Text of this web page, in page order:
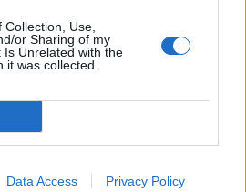
Use,
or Sharing of my
Is Unrelated with the
it was collected.
Data Access Privacy Policy